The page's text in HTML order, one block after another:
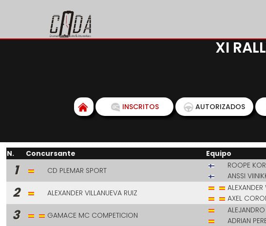
XI
INSCRITOS AUTORIZADOS
N. Concursante Equipo
1 CD PLEMAR SPORT
ROOPE
ANSSI
2 ALEXANDER VILLANUEVA RUIZ
ALEXANDER
AXEL
3 GAMACE MC COMPETICION
ADRIAN